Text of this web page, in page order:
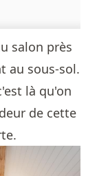
salon près
au sous-sol.
là qu'on
de cette